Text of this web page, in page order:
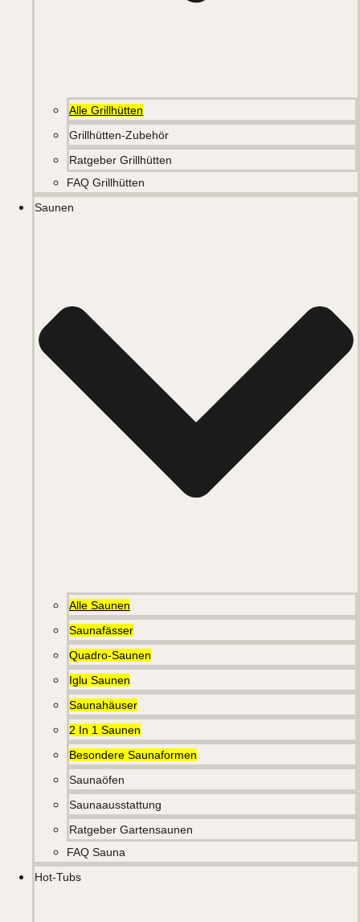
Alle Grillhütten
Grillhütten-Zubehör
Ratgeber Grillhütten
FAQ Grillhütten
Saunen
Alle Saunen
Saunafässer
Quadro-Saunen
Iglu Saunen
Saunahäuser
2 In 1 Saunen
Besondere Saunaformen
Saunaöfen
Saunaausstattung
Ratgeber Gartensaunen
FAQ Sauna
Hot-Tubs